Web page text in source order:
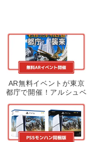
AR無料イベントが東京
都庁で開催！アルシュベ
争いを体験可能